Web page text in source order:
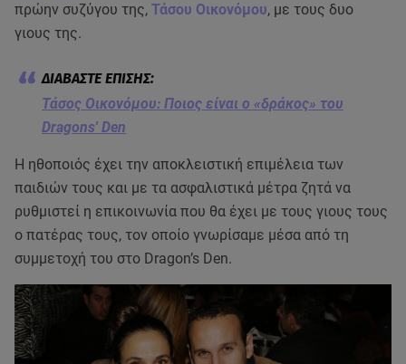
πρώην συζύγου της, Τάσου Οικονόμου, με τους δυο
γιους της.
Τάσος Οικονόμου: Ποιος είναι ο «δράκος» του
Dragons' Den
Η ηθοποιός έχει την αποκλειστική επιμέλεια των
παιδιών τους και με τα ασφαλιστικά μέτρα ζητά να
ρυθμιστεί η επικοινωνία που θα έχει με τους γιους τους
ο πατέρας τους, τον οποίο γνωρίσαμε μέσα από τη
συμμετοχή του στο Dragon’s Den.